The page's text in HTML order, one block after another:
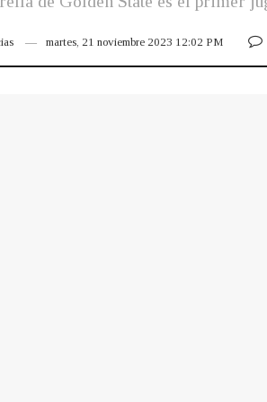
martes, 21 noviembre 2023 12:02 PM